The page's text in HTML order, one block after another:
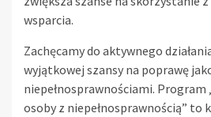
wsparcia.
Zachęcamy do aktywnego
wyjątkowej szansy na poprawę
niepełnosprawnościami.
osoby z niepełnosprawnością” to